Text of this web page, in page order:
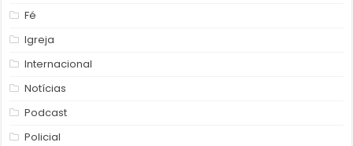
Fé
Igreja
Internacional
Notícias
Podcast
Policial